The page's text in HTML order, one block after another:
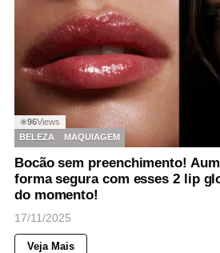
◉96Views
BELEZA
MAQUIAGEM
Bocão sem preenchimento!
forma segura com esses 2 lip
do momento!
17/11/2025
Veja Mais